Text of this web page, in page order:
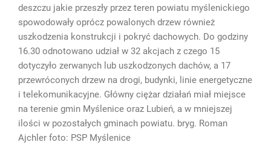
deszczu jakie przeszły przez teren powiatu myślenickiego
spowodowały oprócz powalonych drzew również
uszkodzenia konstrukcji i pokryć dachowych. Do godziny
16.30 odnotowano udział w 32 akcjach z czego 15
dotyczyło zerwanych lub uszkodzonych dachów, a 17
przewróconych drzew na drogi, budynki, linie energetyczne
i telekomunikacyjne. Główny ciężar działań miał miejsce
na terenie gmin Myślenice oraz Lubień, a w mniejszej
ilości w pozostałych gminach powiatu. bryg. Roman
Ajchler foto: PSP Myślenice